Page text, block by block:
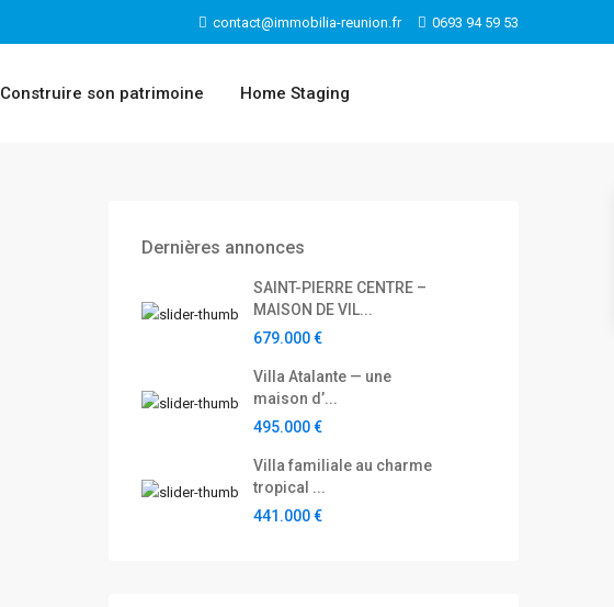
contact@immobilia-reunion.fr 0693 94 59 53
Construire son patrimoine Home Staging
Dernières annonces
SAINT-PIERRE CENTRE –
MAISON DE VIL...
679.000 €
Villa Atalante — une
maison d’...
495.000 €
Villa familiale au charme
tropical ...
441.000 €